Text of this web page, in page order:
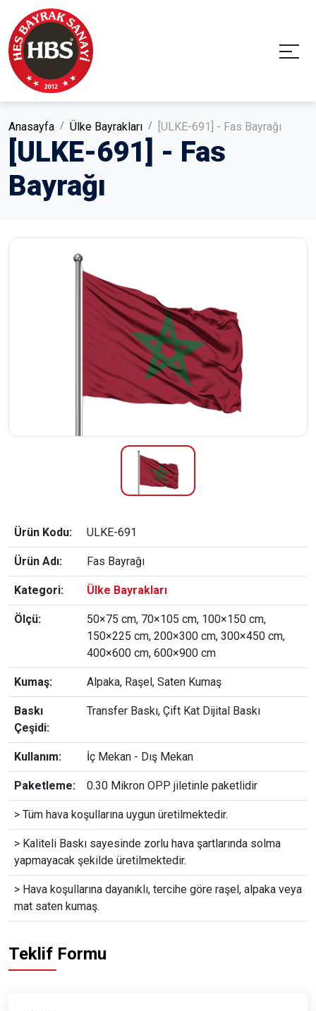
Anasayfa Ülke Bayrakları [ULKE-691] - Fas Bayrağı
[ULKE-691] - Fas
Bayrağı
Ürün Kodu: ULKE-691
Ürün Adı: Fas Bayrağı
Kategori: Ülke Bayrakları
Ölçü:
50×75 cm, 70×105 cm, 100×150 cm,
150×225 cm, 200×300 cm, 300×450 cm,
400×600 cm, 600×900 cm
Kumaş: Alpaka, Raşel, Saten Kumaş
Baskı
Çeşidi:
Transfer Baskı, Çift Kat Dijital Baskı
Kullanım: İç Mekan - Dış Mekan
Paketleme: 0.30 Mikron OPP jiletinle paketlidir
> Tüm hava koşullarına uygun üretilmektedir.
> Kaliteli Baskı sayesinde zorlu hava şartlarında solma
yapmayacak şekilde üretilmektedir.
> Hava koşullarına dayanıklı, tercihe göre raşel, alpaka veya
mat saten kumaş.
Teklif Formu